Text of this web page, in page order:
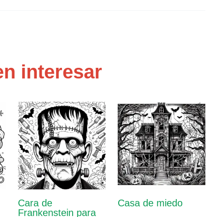
interesar
Cara de
Frankenstein para
Casa de miedo